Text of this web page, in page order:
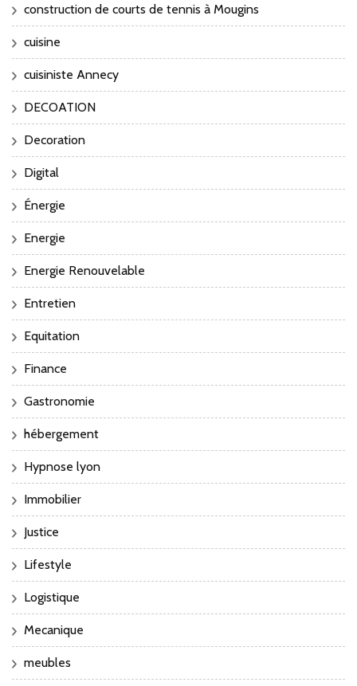
construction de courts de tennis à Mougins
cuisine
cuisiniste Annecy
DECOATION
Decoration
Digital
Énergie
Energie
Energie Renouvelable
Entretien
Equitation
Finance
Gastronomie
hébergement
Hypnose lyon
Immobilier
Justice
Lifestyle
Logistique
Mecanique
meubles